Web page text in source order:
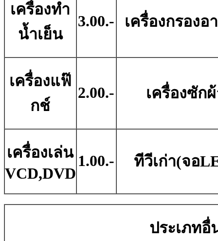
เครื่องทำ
น้ำเย็น
3.00.- เครื่องกรองอ
เครื่องแฟ๊
กช์
2.00.- เครื่องซัก
เครื่องเล่น
VCD,DVD
1.00.- ทีวีเก่า(จอ
ประเภทอื่